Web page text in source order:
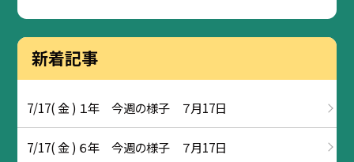
新着記事
7/17( 金 ) １年 今週の様子 ７月17日
7/17( 金 ) ６年 今週の様子 ７月17日